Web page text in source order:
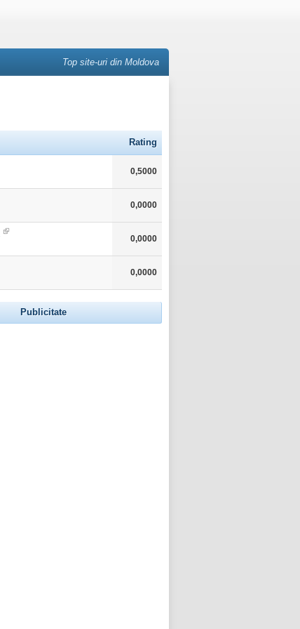
Top site-uri din Moldova
Rating
0,5000
0,0000
0,0000
0,0000
Publicitate